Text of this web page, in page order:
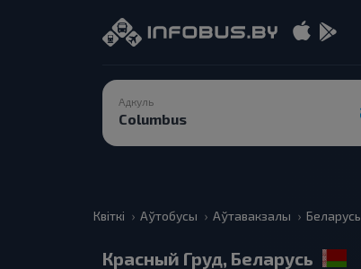
Адкуль
Квіткі Аўтобусы Аўтавакзалы Беларусь
Красный Груд, Беларусь